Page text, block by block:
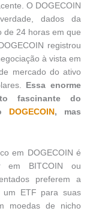
O DOGECOIN
dados da
de 24 horas em que
registrou
à vista em
mercado do ativo
Essa enorme
fascinante do
DOGECOIN, mas
em DOGECOIN é
em BITCOIN ou
preferem a
um ETF para suas
moedas de nicho